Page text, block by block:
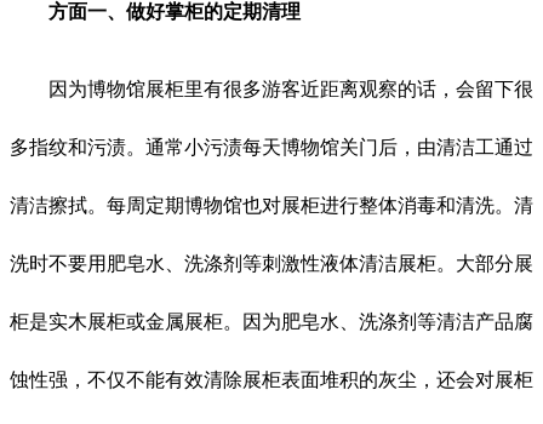
方面一、做好掌柜的定期清理
因为博物馆展柜里有很多游客近距离观察的话，会留下很
多指纹和污渍。通常小污渍每天博物馆关门后，由清洁工通过
清洁擦拭。每周定期博物馆也对展柜进行整体消毒和清洗。清
洗时不要用肥皂水、洗涤剂等刺激性液体清洁展柜。大部分展
柜是实木展柜或金属展柜。因为肥皂水、洗涤剂等清洁产品腐
蚀性强，不仅不能有效清除展柜表面堆积的灰尘，还会对展柜